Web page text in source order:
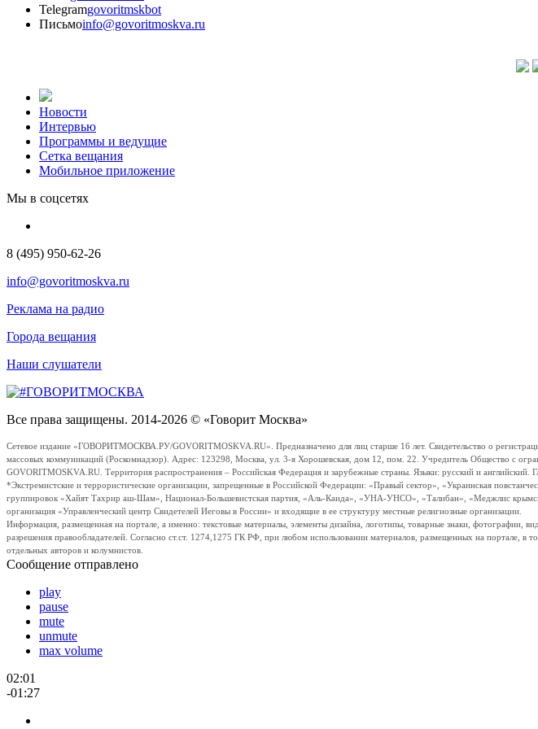
Telegramgovoritmskbot
Письмоinfo@govoritmoskva.ru
Новости
Интервью
Программы и ведущие
Сетка вещания
Мобильное приложение
Мы в соцсетях
8 (495) 950-62-26
info@govoritmoskva.ru
Реклама на радио
Города вещания
Наши слушатели
Все права защищены. 2014-2026 © «Говорит Москва»
Сетевое издание «ГОВОРИТМОСКВА.РУ/GOVORITMOSKVA.RU». Предназначено для лиц старше 16 лет. Свидетельство о
массовых коммуникаций (Роскомнадзор). Адрес: 123298, Москва, ул. 3-я Хорошевская, дом 12, пом. 22. Учредитель Общество с
GOVORITMOSKVA.RU. Территория распространения – Российская Федерация и зарубежные страны. Языки: русский и
*Экстремистские и террористические организации, запрещенные в Российской Федерации: «Правый сектор», «Украинская
группировок «Хайят Тахрир аш-Шам», Национал-Большевистская партия, «Аль-Каида», «УНА-УНСО», «Талибан», «Меджлис
организация «Управленческий центр Свидетелей Иеговы в России» и входящие в ее структуру местные религиозные организации.
Информация, размещенная на портале, а именно: текстовые материалы, элементы дизайна, логотипы, товарные знаки, фотографии,
разрешения правообладателей. Согласно ст.ст. 1274,1275 ГК РФ, при любом использовании материалов, размещенных на портале, в
отдельных авторов и колумнистов.
Сообщение отправлено
play
pause
mute
unmute
max volume
02:01
-01:27